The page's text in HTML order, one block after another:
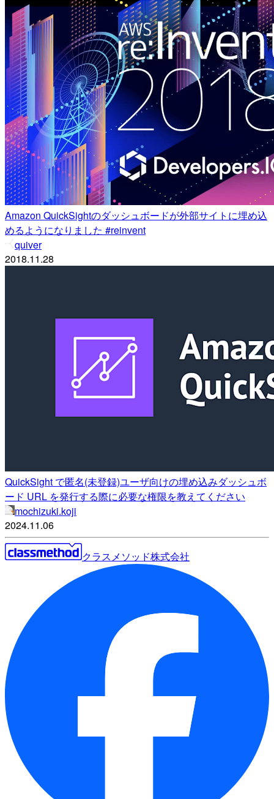
Amazon QuickSightのダッシュボードが外部サイトに埋め込
めるようになりました #reinvent
quiver
2018.11.28
QuickSight で匿名(未登録)ユーザ向けの埋め込みダッシュボ
ード URL を発行する際に必要な権限を教えてください
mochizuki.koji
2024.11.06
クラスメソッド株式会社